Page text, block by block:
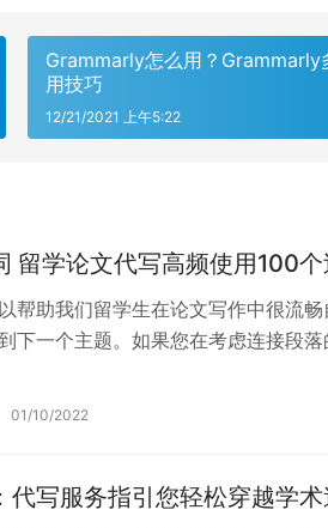
Grammarly怎么用？Grammarly
用技巧
12/21/2021 上午5:22
留学论文代写高频使用100
帮助我们留学生在论文写作中很流
下一个主题。如果您在考虑连接段落
01/10/2022
代写服务指引您轻松穿越学术